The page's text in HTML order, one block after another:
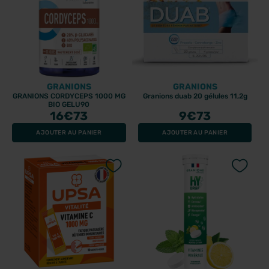
GRANIONS
GRANIONS CORDYCEPS 1000 MG
BIO GELU90
16€73
AJOUTER AU PANIER
GRANIONS
Granions duab 20 gélules 11,2g
9€73
AJOUTER AU PANIER